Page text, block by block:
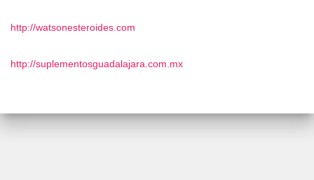
http://watsonesteroides.com
http://suplementosguadalajara.com.mx